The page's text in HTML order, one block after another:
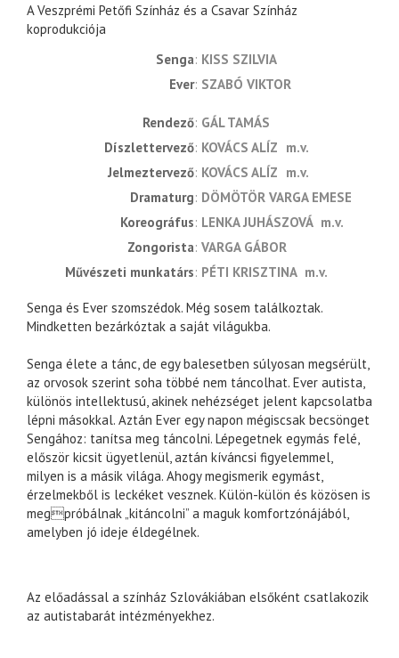
A Veszprémi Petőfi Színház és a Csavar Színház
koprodukciója
Senga KISS SZILVIA
Ever SZABÓ VIKTOR
rendező GÁL TAMÁS
díszlettervező KOVÁCS ALÍZ m.v.
jelmeztervező KOVÁCS ALÍZ m.v.
dramaturg DÖMÖTÖR VARGA EMESE
koreográfus LENKA JUHÁSZOVÁ m.v.
zongorista VARGA GÁBOR
művészeti munkatárs PÉTI KRISZTINA m.v.
Senga és Ever szomszédok. Még sosem találkoztak.
Mindketten bezárkóztak a saját világukba.
Senga élete a tánc, de egy balesetben súlyosan megsérült,
az orvosok szerint soha többé nem táncolhat. Ever autista,
különös intellektusú, akinek nehézséget jelent kapcsolatba
lépni másokkal. Aztán Ever egy napon mégiscsak becsönget
Sengához: tanítsa meg táncolni. Lépegetnek egymás felé,
először kicsit ügyetlenül, aztán kíváncsi figyelemmel,
milyen is a másik világa. Ahogy megismerik egymást,
érzelmekből is leckéket vesznek. Külön-külön és közösen is
megpróbálnak „kitáncolni” a maguk komfortzónájából,
amelyben jó ideje éldegélnek.
Az előadással a színház Szlovákiában elsőként csatlakozik
az autistabarát intézményekhez.